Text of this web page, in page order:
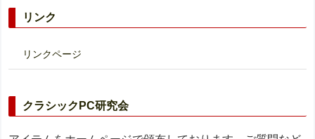
リンク
リンクページ
クラシックPC研究会